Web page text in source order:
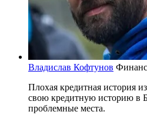
Владислав Кофтунов
Плохая кредитная история
свою кредитную историю в
проблемные места.